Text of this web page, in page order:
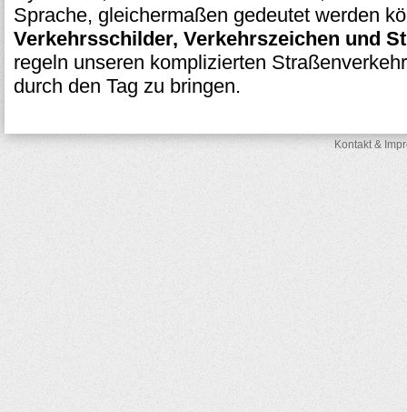
Sprache, gleichermaßen gedeutet werden
Verkehrsschilder, Verkehrszeichen und
regeln unseren komplizierten
durch den Tag zu bringen.
Kontakt &